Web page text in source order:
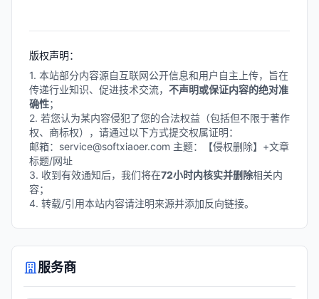
用于能源、金融、交通、政府、央企
版权声明：
1. 本站部分内容源自互联网公开信息和用户自主上传，旨在
传递行业知识、促进技术交流， 不声明或保证内容的绝对准
确性；
2. 若您认为某内容侵犯了您的合法权益（包括但不限于著作
权、商标权），请通过以下方式提交权属证明：
邮箱：service@softxiaoer.com 主题：【侵权删除】+文章
标题/网址
3. 收到有效通知后，我们将在72小时内核实并删除相关内
容；
4. 转载/引用本站内容请注明来源并添加反向链接。
服务商